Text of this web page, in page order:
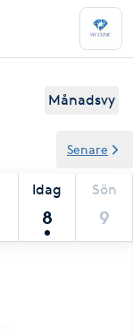
Månadsvy
Idag
8
Sön
9
Senare